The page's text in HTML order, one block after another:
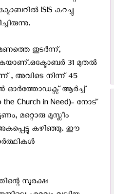
ISIS കുറച്ചു
തുടർന്ന്,
31 മുതൽ
, അവിടെ നിന്ന് 45
ഓർത്തോഡക്സ് ആർച്ച്
in Need)- നോട്
മറ്റൊരു മുസ്ലീം
കഴിഞ്ഞു. ഈ
സുരക്ഷ